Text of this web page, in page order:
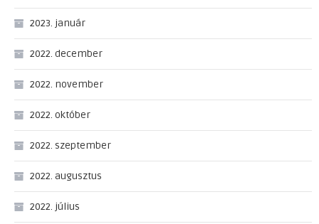
2023. január
2022. december
2022. november
2022. október
2022. szeptember
2022. augusztus
2022. július